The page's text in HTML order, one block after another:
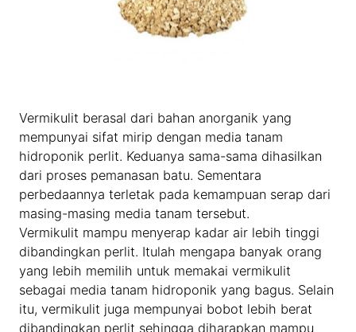
Vermikulit berasal dari bahan anorganik yang
mempunyai sifat mirip dengan media tanam
hidroponik perlit. Keduanya sama-sama dihasilkan
dari proses pemanasan batu. Sementara
perbedaannya terletak pada kemampuan serap dari
masing-masing media tanam tersebut.
Vermikulit mampu menyerap kadar air lebih tinggi
dibandingkan perlit. Itulah mengapa banyak orang
yang lebih memilih untuk memakai vermikulit
sebagai media tanam hidroponik yang bagus. Selain
itu, vermikulit juga mempunyai bobot lebih berat
dibandingkan perlit sehingga diharapkan mampu